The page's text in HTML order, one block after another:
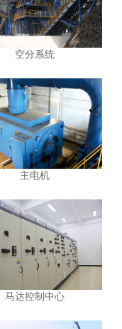
空分系统
主电机
马达控制中心